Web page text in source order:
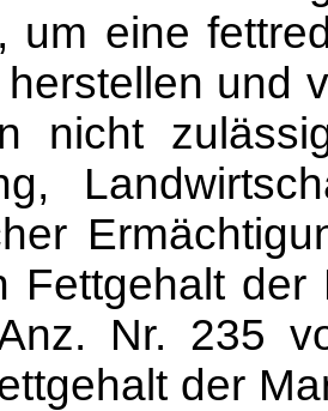
um eine
herstellen und
nicht
Fettgehalt
Nr. 235
der